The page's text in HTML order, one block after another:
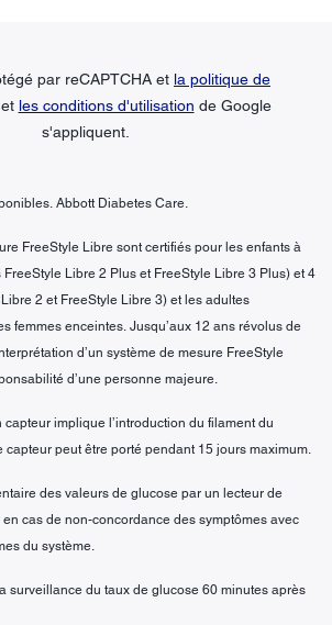
par reCAPTCHA et la politique de
les conditions d'utilisation de Google
s'appliquent.
Abbott Diabetes Care.
FreeStyle Libre sont certifiés pour les enfants à
Libre 2 Plus et FreeStyle Libre 3 Plus) et 4
2 et FreeStyle Libre 3) et les adultes
femmes enceintes. Jusqu’aux 12 ans révolus de
d’un système de mesure FreeStyle
d’une personne majeure.
capteur implique l’introduction du filament du
capteur peut être porté pendant 15 jours maximum.
des valeurs de glucose par un lecteur de
cas de non-concordance des symptômes avec
du système.
surveillance du taux de glucose 60 minutes après